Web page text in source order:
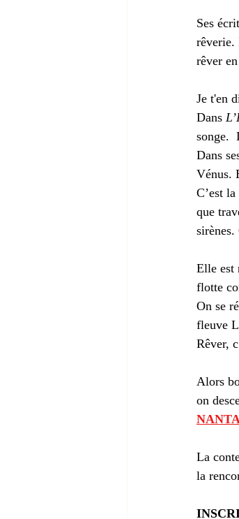
Ses
rêverie.
rêver
Je t'en
Dans
songe.
Dans
Vénus.
C’est
que
sirènes.
Elle est
flotte
On se
fleuve
Rêver,
Alors
on
La
la